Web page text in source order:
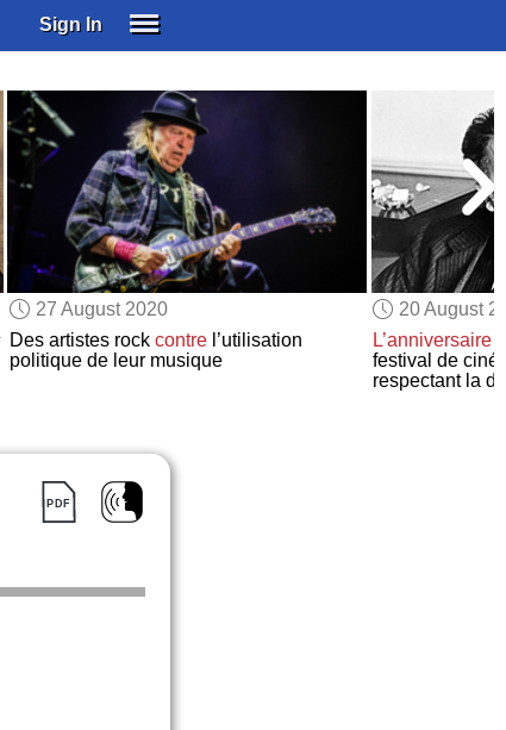
Sign In
SUBSCRIBE
EDUCATIONAL LICENSES
GIFT CARDS
OTHER LANGUAGES
ABOUT US
ALEXA
ADJUST COLORS
27 August 2020
Des artistes rock contrel’utilisation
politique de leur musique
20 August
L’anniversaire
festival de
respectant la